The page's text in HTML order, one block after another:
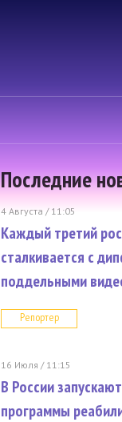
Последние
4 Августа / 11:05
Каждый третий
сталкивается с
поддельными
Репортер
16 Июля / 11:15
В России
программы